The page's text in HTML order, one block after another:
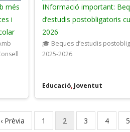
més
i
INformació important:
d’estudis postobligatoris
2026
🎓 Beques d’estudis
2025-2026
Educació, Joventut
Previous
‹ Prèvia Page
1
Current
2 Page
3 Page
4 5